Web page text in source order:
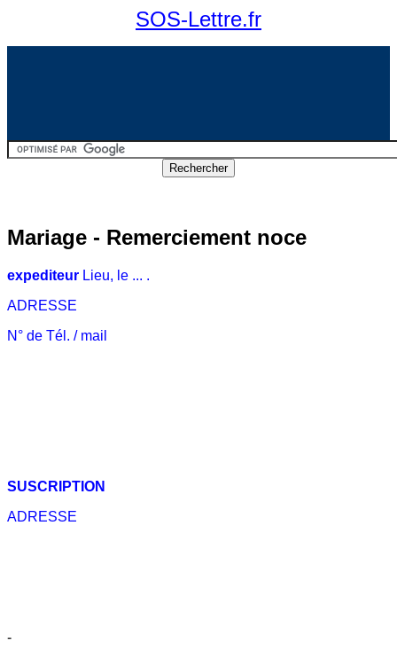
SOS-Lettre.fr
Mariage - Remerciement noce
expediteur Lieu, le ... .
ADRESSE
N° de Tél. / mail
SUSCRIPTION
ADRESSE
-